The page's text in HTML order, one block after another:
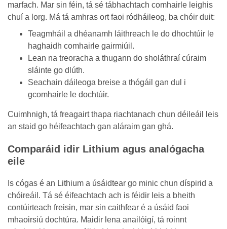
marfach. Mar sin féin, tá sé tábhachtach comhairle leighis
chuí a lorg. Má tá amhras ort faoi ródháileog, ba chóir duit:
Teagmháil a dhéanamh láithreach le do dhochtúir le
haghaidh comhairle gairmiúil.
Lean na treoracha a thugann do sholáthraí cúraim
sláinte go dlúth.
Seachain dáileoga breise a thógáil gan dul i
gcomhairle le dochtúir.
Cuimhnigh, tá freagairt thapa riachtanach chun déileáil leis
an staid go héifeachtach gan aláraim gan ghá.
Comparáid idir Lithium agus analógacha
eile
Is cógas é an Lithium a úsáidtear go minic chun díspirid a
chóireáil. Tá sé éifeachtach ach is féidir leis a bheith
contúirteach freisin, mar sin caithfear é a úsáid faoi
mhaoirsiú dochtúra. Maidir lena anailóigí, tá roinnt